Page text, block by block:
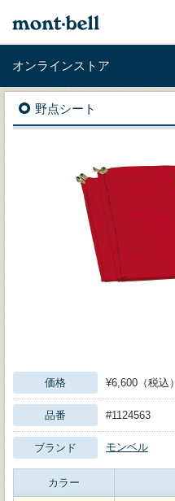
オンラインストア
野点シート
価格 ¥6,600（税込）
品番 #1124563
ブランド モンベル
カラー